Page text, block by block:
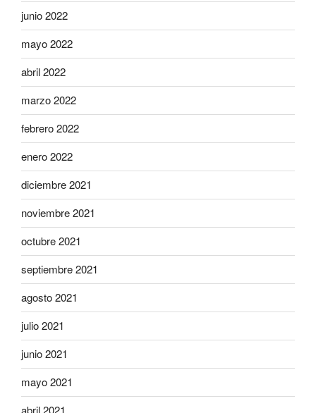
junio 2022
mayo 2022
abril 2022
marzo 2022
febrero 2022
enero 2022
diciembre 2021
noviembre 2021
octubre 2021
septiembre 2021
agosto 2021
julio 2021
junio 2021
mayo 2021
abril 2021